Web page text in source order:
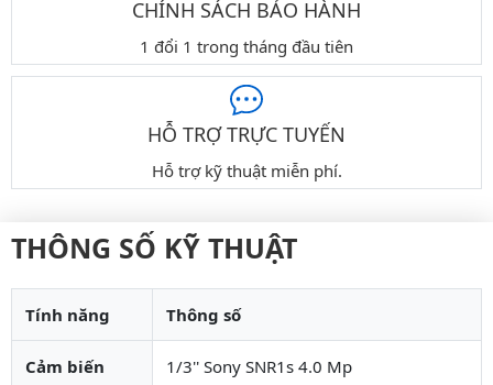
CHÍNH SÁCH BẢO HÀNH
1 đổi 1 trong tháng đầu tiên
HỖ TRỢ TRỰC TUYẾN
Hỗ trợ kỹ thuật miễn phí.
THÔNG SỐ KỸ THUẬT
Tính năng Thông số
Cảm biến 1/3'' Sony SNR1s 4.0 Mp